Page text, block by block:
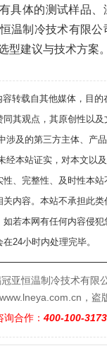
具体的测试样品、
温制冷技术有限
型建议与技术方案。
转载自其他媒体，目的
其观点，其原创性以及
涉及的第三方主体、产
经本站证实，对本文以
性、完整性、及时性本
内容。本站不承担此类
如若本网有任何内容侵
24小时内处理完毕。
亚恒温制冷技术有限
，盗
询合作： 400-100-3173